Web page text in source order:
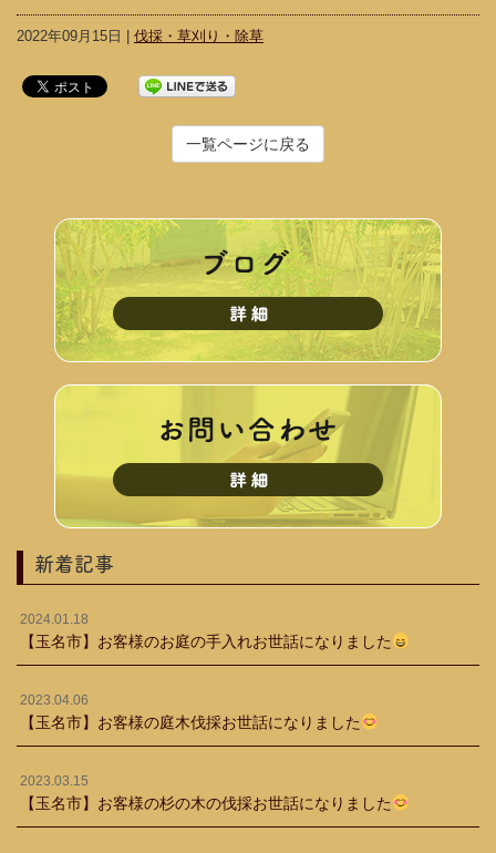
2022年09月15日 | 伐採・草刈り・除草
一覧ページに戻る
新着記事
2024.01.18
【玉名市】お客様のお庭の手入れお世話になりました
2023.04.06
【玉名市】お客様の庭木伐採お世話になりました
2023.03.15
【玉名市】お客様の杉の木の伐採お世話になりました